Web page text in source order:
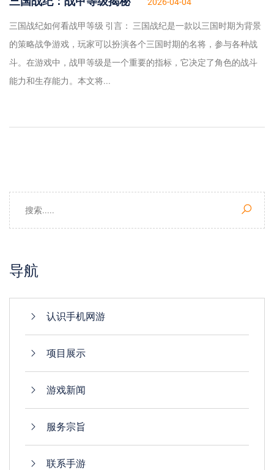
三国战纪如何看战甲等级 引言： 三国战纪是一款以三国时期为背景
的策略战争游戏，玩家可以扮演各个三国时期的名将，参与各种战
斗。在游戏中，战甲等级是一个重要的指标，它决定了角色的战斗
能力和生存能力。本文将...
导航
认识手机网游
项目展示
游戏新闻
服务宗旨
联系手游